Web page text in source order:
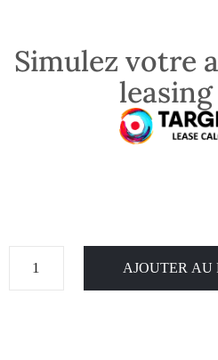
Simulez votre
AJOUTER AU